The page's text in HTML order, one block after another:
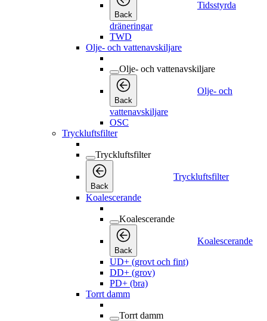
Back
Tidsstyrda
dräneringar
TWD
Olje- och vattenavskiljare
Olje- och vattenavskiljare
Back
Olje- och
vattenavskiljare
OSC
Tryckluftsfilter
Tryckluftsfilter
Back
Tryckluftsfilter
Koalescerande
Koalescerande
Back
Koalescerande
UD+ (grovt och fint)
DD+ (grov)
PD+ (bra)
Torrt damm
Torrt damm